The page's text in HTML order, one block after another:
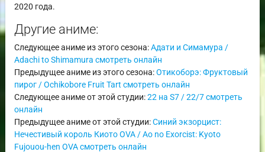
2020 года.
Другие аниме:
Следующее аниме из этого сезона:Адати и Симамура /
Adachi to Shimamura смотреть онлайн
Предыдущее аниме из этого сезона:Отикоборэ: Фруктовый
пирог / Ochikobore Fruit Tart смотреть онлайн
Следующее аниме от этой студии:22 на S7 / 22/7 смотреть
онлайн
Предыдущее аниме от этой студии:Синий экзорцист:
Нечестивый король Киото OVA / Ao no Exorcist: Kyoto
Fujouou-hen OVA смотреть онлайн